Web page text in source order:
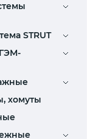
STRUT
хомуты